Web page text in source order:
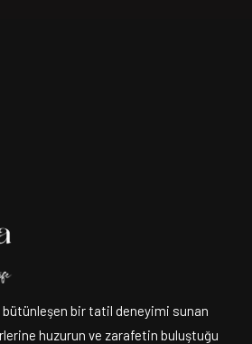
bir tatil deneyimi sunan
huzurun ve zarafetin buluştuğu